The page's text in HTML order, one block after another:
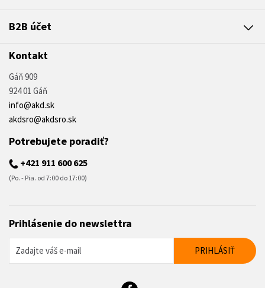
B2B účet
Kontakt
Gáň 909
924 01 Gáň
info@akd.sk
akdsro@akdsro.sk
Potrebujete poradiť?
+421 911 600 625
(Po. - Pia. od 7:00 do 17:00)
Prihlásenie do newslettra